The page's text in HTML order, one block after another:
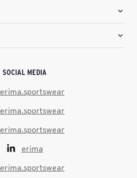
SOCIAL MEDIA
erima.sportswear
erima.sportswear
erima.sportswear
erima
erima.sportswear